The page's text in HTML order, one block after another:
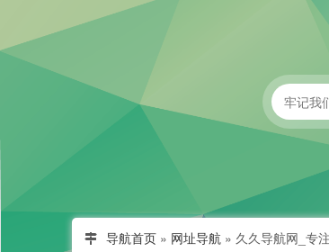
导航首页 » 网址导航 » 久久导航网_专